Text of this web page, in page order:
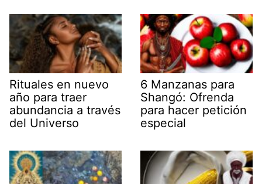
Rituales en nuevo
año para traer
abundancia a través
del Universo
6 Manzanas para
Shangó: Ofrenda
para hacer petición
especial